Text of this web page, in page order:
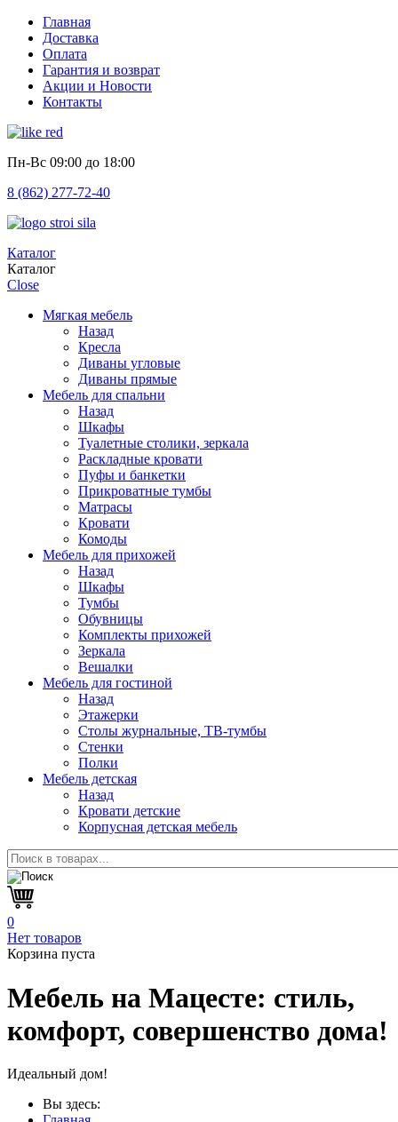
Главная
Доставка
Оплата
Гарантия и возврат
Акции и Новости
Контакты
Пн-Вс 09:00 до 18:00
8 (862) 277-72-40
Каталог
Каталог
Close
Мягкая мебель
Назад
Кресла
Диваны угловые
Диваны прямые
Мебель для спальни
Назад
Шкафы
Туалетные столики, зеркала
Раскладные кровати
Пуфы и банкетки
Прикроватные тумбы
Матрасы
Кровати
Комоды
Мебель для прихожей
Назад
Шкафы
Тумбы
Обувницы
Комплекты прихожей
Зеркала
Вешалки
Мебель для гостиной
Назад
Этажерки
Столы журнальные, ТВ-тумбы
Стенки
Полки
Мебель детская
Назад
Кровати детские
Корпусная детская мебель
0
Нет товаров
Корзина пуста
Мебель на Мацесте: стиль,
комфорт, совершенство дома!
Идеальный дом!
Вы здесь: